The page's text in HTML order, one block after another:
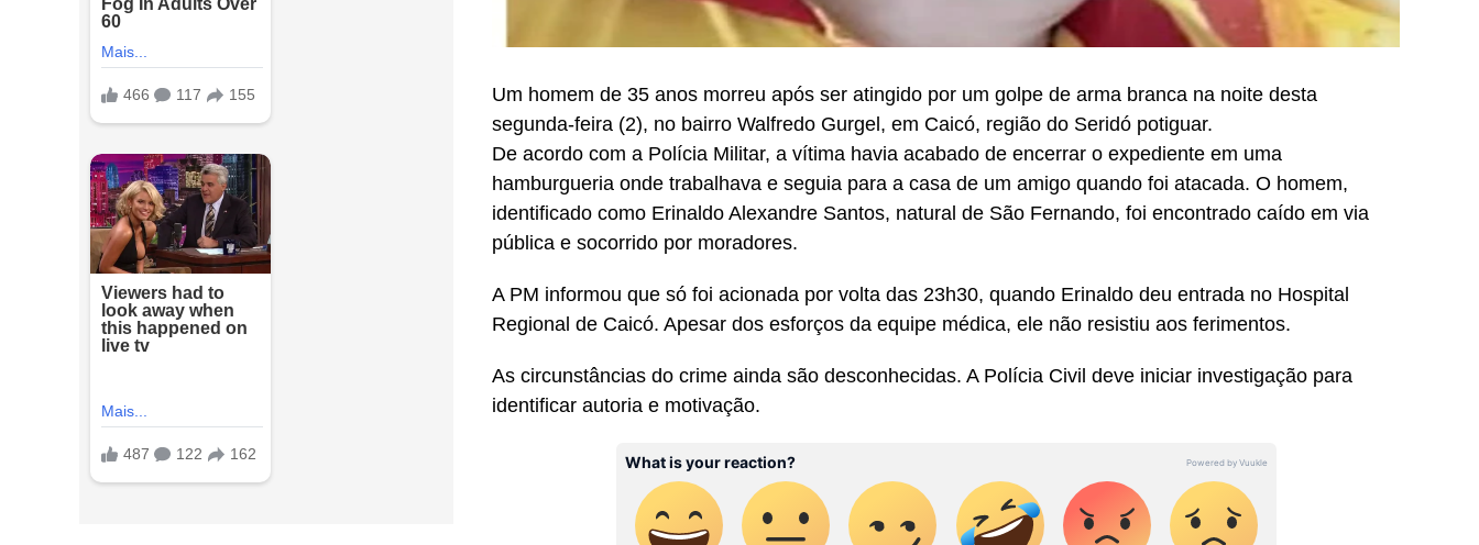
Um homem de 35 anos morreu após ser atingido por um golpe de arma branca na noite desta
segunda-feira (2), no bairro Walfredo Gurgel, em Caicó, região do Seridó potiguar.
De acordo com a Polícia Militar, a vítima havia acabado de encerrar o expediente em uma
hamburgueria onde trabalhava e seguia para a casa de um amigo quando foi atacada. O homem,
identificado como Erinaldo Alexandre Santos, natural de São Fernando, foi encontrado caído em via
pública e socorrido por moradores.
A PM informou que só foi acionada por volta das 23h30, quando Erinaldo deu entrada no Hospital
Regional de Caicó. Apesar dos esforços da equipe médica, ele não resistiu aos ferimentos.
As circunstâncias do crime ainda são desconhecidas. A Polícia Civil deve iniciar investigação para
identificar autoria e motivação.